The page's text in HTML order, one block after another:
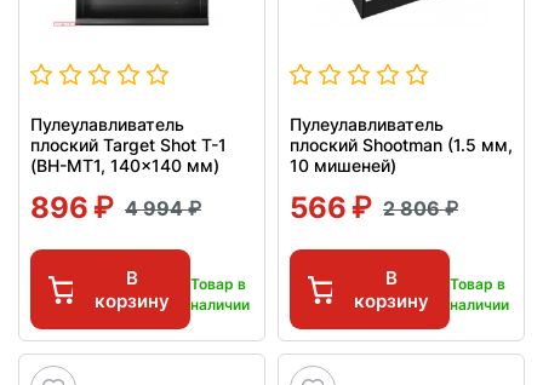
Пулеулавливатель
плоский Target Shot T-1
(BH-MT1, 140x140 мм)
896 4 994
В
корзину
Товар в
наличии
Пулеулавливатель
плоский Shootman (1.5 мм,
10 мишеней)
566 2 806
В
корзину
Товар в
наличии